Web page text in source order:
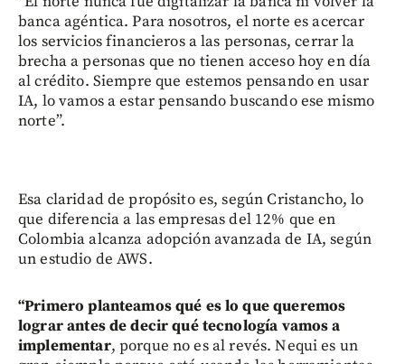
banca agéntica. Para nosotros, el norte es acercar
los servicios financieros a las personas, cerrar la
brecha a personas que no tienen acceso hoy en día
al crédito. Siempre que estemos pensando en usar
IA, lo vamos a estar pensando buscando ese mismo
norte”.
Esa claridad de propósito es, según Cristancho, lo
que diferencia a las empresas del 12% que en
Colombia alcanza adopción avanzada de IA, según
un estudio de AWS.
“Primero planteamos qué es lo que queremos
lograr antes de decir qué tecnología vamos a
implementar, porque no es al revés. Nequi es un